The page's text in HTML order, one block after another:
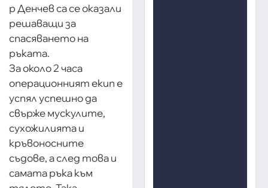
р Денчев са се оказали
решаващи за
спасяването на
ръката.
За около 2 часа
операционният екип е
успял успешно да
свърже мускулите,
сухожилията и
кръвоносните
съдове, а след това и
самата ръка към